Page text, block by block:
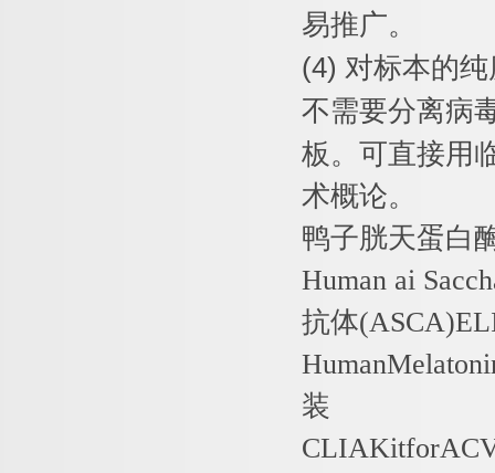
易推广。
(4) 对标本的
不需要分离病
板。可直接用
术概论。
鸭子胱天蛋白
Human ai
抗体
装